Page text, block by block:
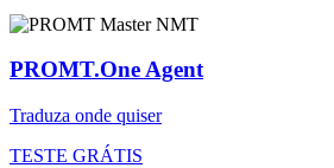
PROMT.One Agent
Traduza onde quiser
TESTE GRÁTIS